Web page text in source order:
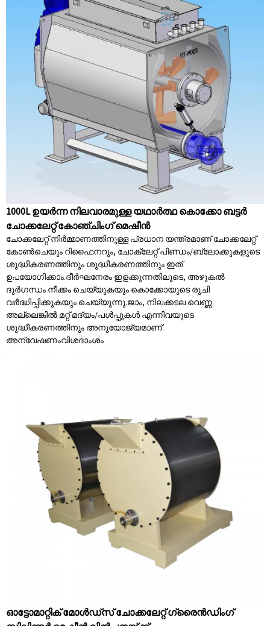
1000L ഉയർന്ന നിലവാരമുള്ള യഥാർത്ഥ കൊക്കോ ബട്ടർ
ചോക്കലേറ്റ് കോഞ്ചിംഗ് മെഷീൻ
ചോക്കലേറ്റ് നിർമ്മാണത്തിനുള്ള പ്രധാന യന്ത്രമാണ് ചോക്കലേറ്റ്
കോൺചെയും റിഫൈനറും, ചോക്ലേറ്റ് പിണ്ഡം/ബ്ലോക്കുകളുടെ
ശുദ്ധീകരണത്തിനും ശുദ്ധീകരണത്തിനും ഇത്
ഉപയോഗിക്കാം.ദീർഘനേരം ഇളക്കുന്നതിലൂടെ, അഴുകൽ
ദുർഗന്ധം നീക്കം ചെയ്യുകയും കൊക്കോയുടെ രുചി
വർദ്ധിപ്പിക്കുകയും ചെയ്യുന്നു.ജാം, നിലക്കടല വെണ്ണ
അല്ലെങ്കിൽ മറ്റ് മദ്യം/പൾപ്പുകൾ എന്നിവയുടെ
ശുദ്ധീകരണത്തിനും അനുയോജ്യമാണ്.
അന്വേഷണംവിശദാംശം
ഓട്ടോമാറ്റിക് മോൾഡ്സ് ചോക്കലേറ്റ് ഗ്രൈൻഡിംഗ്